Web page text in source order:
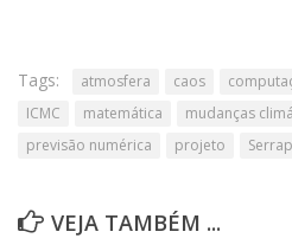
Tags: atmosfera caos
ICMC
matemática mudanças
previsão numérica
projeto
VEJA TAMBÉM ...